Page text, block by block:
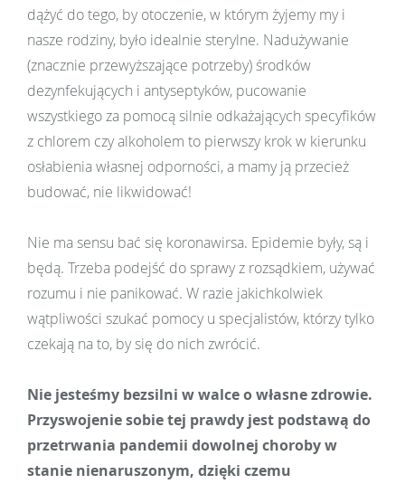
dążyć do tego, by otoczenie, w którym żyjemy my i
nasze rodziny, było idealnie sterylne. Nadużywanie
(znacznie przewyższające potrzeby) środków
dezynfekujących i antyseptyków, pucowanie
wszystkiego za pomocą silnie odkażających specyfików
z chlorem czy alkoholem to pierwszy krok w kierunku
osłabienia własnej odporności, a mamy ją przecież
budować, nie likwidować!
Nie ma sensu bać się koronawirsa. Epidemie były, są i
będą. Trzeba podejść do sprawy z rozsądkiem, używać
rozumu i nie panikować. W razie jakichkolwiek
wątpliwości szukać pomocy u specjalistów, którzy tylko
czekają na to, by się do nich zwrócić.
Nie jesteśmy bezsilni w walce o własne zdrowie.
Przyswojenie sobie tej prawdy jest podstawą do
przetrwania pandemii dowolnej choroby w
stanie nienaruszonym, dzięki czemu